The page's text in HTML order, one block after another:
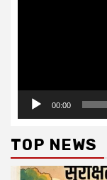
00:00
TOP NEWS